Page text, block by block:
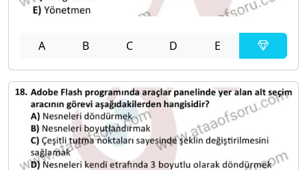
A B C D E